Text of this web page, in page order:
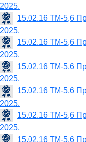
2025.
15.02.16 ТМ-5,6
2025.
15.02.16 ТМ-5,6
2025.
15.02.16 ТМ-5,6
2025.
15.02.16 ТМ-5,6
2025.
15.02.16 ТМ-5,6
2025.
15.02.16 ТМ-5,6